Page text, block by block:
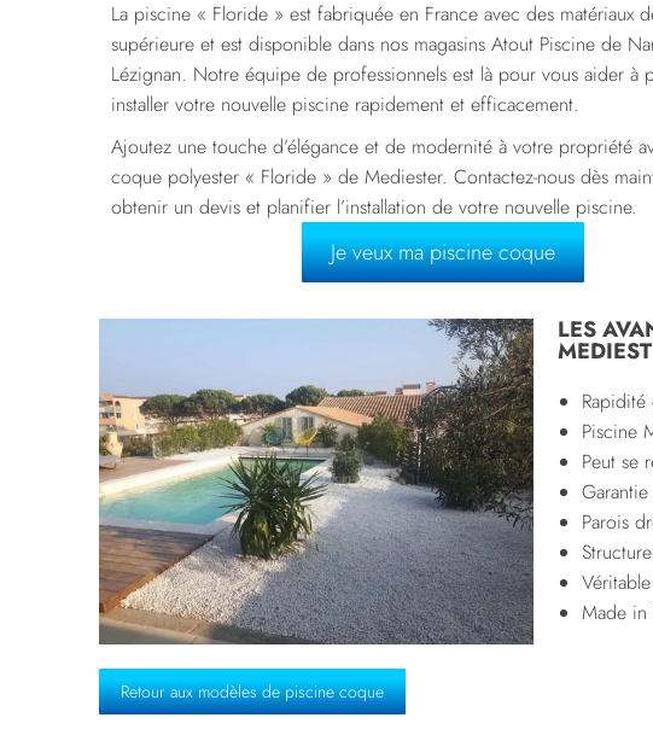
La piscine « Floride » est fabriquée en France avec des matériaux
supérieure et est disponible dans nos magasins Atout Piscine de
Lézignan. Notre équipe de professionnels est là pour vous aider à
installer votre nouvelle piscine rapidement et efficacement.
Ajoutez une touche d’élégance et de modernité à votre propriété
coque polyester « Floride » de Mediester. Contactez-nous dès
obtenir un devis et planifier l’installation de votre nouvelle piscine.
Je veux ma piscine coque
LES
Rapidité
Piscine
Peut se
Parois
Made in
Retour aux modèles de piscine coque